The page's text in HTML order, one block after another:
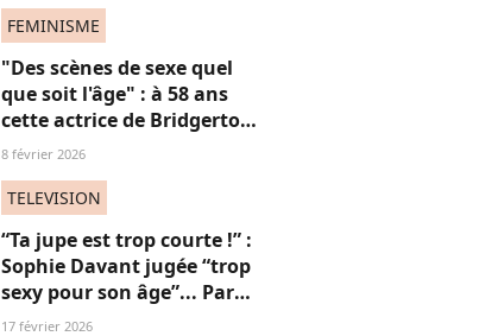
FEMINISME
"Des scènes de sexe quel
que soit l'âge" : à 58 ans
cette actrice de Bridgerton
veut briser les tabous à
8 février 2026
TELEVISION
“Ta jupe est trop courte !” :
Sophie Davant jugée “trop
sexy pour son âge”... Par
des femmes (adieu la
17 février 2026